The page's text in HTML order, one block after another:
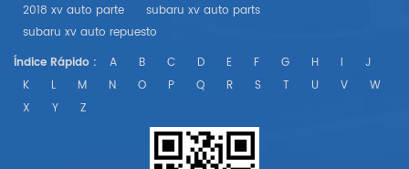
2018 xv auto parte
subaru xv auto parts
subaru xv auto repuesto
Índice Rápido :
A B C D E F G H I
J
K
L M N O P Q R S T U V
W
X
Y Z